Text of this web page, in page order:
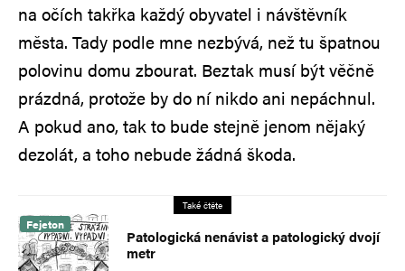
na očích takřka každý obyvatel i návštěvník
města. Tady podle mne nezbývá, než tu špatnou
polovinu domu zbourat. Beztak musí být věčně
prázdná, protože by do ní nikdo ani nepáchnul.
A pokud ano, tak to bude stejně jenom nějaký
dezolát, a toho nebude žádná škoda.
Také čtěte
Fejeton
Patologická nenávist a patologický dvojí
metr